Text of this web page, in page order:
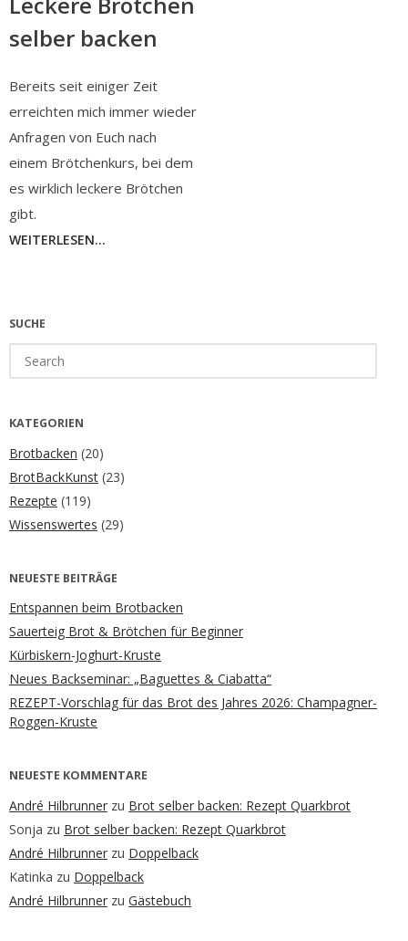
selber backen
Bereits seit einiger Zeit
erreichten mich immer wieder
Anfragen von Euch nach
einem Brötchenkurs, bei dem
es wirklich leckere Brötchen
gibt.
WEITERLESEN...
SUCHE
for:
KATEGORIEN
Brotbacken (20)
BrotBackKunst (23)
Rezepte (119)
Wissenswertes (29)
NEUESTE BEITRÄGE
Entspannen beim Brotbacken
Sauerteig Brot & Brötchen für Beginner
Kürbiskern-Joghurt-Kruste
Neues Backseminar: „Baguettes & Ciabatta“
REZEPT-Vorschlag für das Brot des Jahres 2026: Champagner-
Roggen-Kruste
NEUESTE KOMMENTARE
André Hilbrunner zu Brot selber backen: Rezept Quarkbrot
Sonja zu Brot selber backen: Rezept Quarkbrot
André Hilbrunner zu Doppelback
Katinka zu Doppelback
André Hilbrunner zu Gästebuch